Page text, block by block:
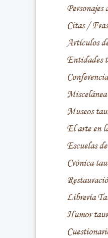
Personajes
Citas /
Artículos
Entidades
Museos
El arte en
Escuelas
Crónica
Librería
Humor